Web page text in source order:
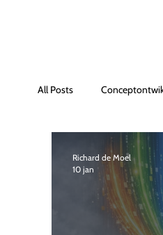
All Posts
Richard de Moel
10 jan